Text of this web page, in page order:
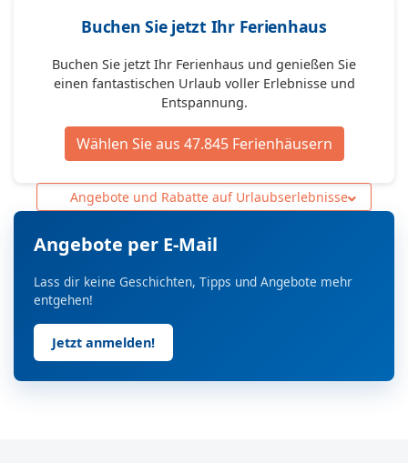
Buchen Sie jetzt Ihr Ferienhaus
Buchen Sie jetzt Ihr Ferienhaus und genießen Sie
einen fantastischen Urlaub voller Erlebnisse und
Entspannung.
Wählen Sie aus 47.845 Ferienhäusern
Angebote und Rabatte auf Urlaubserlebnisse
Angebote per E-Mail
Lass dir keine Geschichten, Tipps und Angebote mehr
entgehen!
Jetzt anmelden!